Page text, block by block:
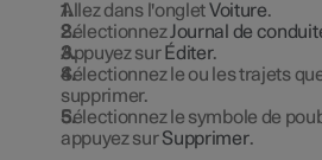
Allez dans l'ongletVoiture.
SélectionnezJournal de
Appuyez sur Éditer.
Sélectionnez le ou les trajets
supprimer.
Sélectionnez le symbole de
appuyez surSupprimer.